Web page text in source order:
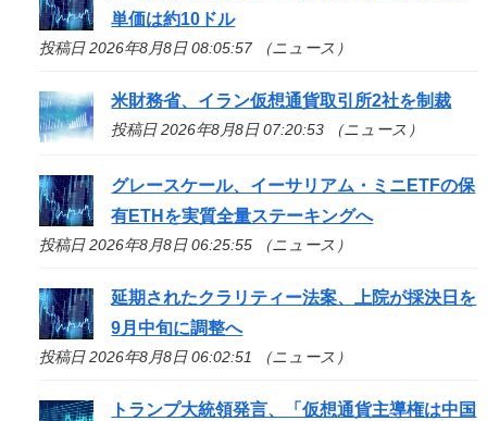
単価は約10ドル
投稿日 2026年8月8日 08:05:57 （ニュース）
米財務省、イラン仮想通貨取引所2社を制裁
投稿日 2026年8月8日 07:20:53 （ニュース）
グレースケール、イーサリアム・ミニETFの保
有ETHを実質全量ステーキングへ
投稿日 2026年8月8日 06:25:55 （ニュース）
延期されたクラリティー法案、上院が採決日を
9月中旬に調整へ
投稿日 2026年8月8日 06:02:51 （ニュース）
トランプ大統領発言、「仮想通貨主導権は中国